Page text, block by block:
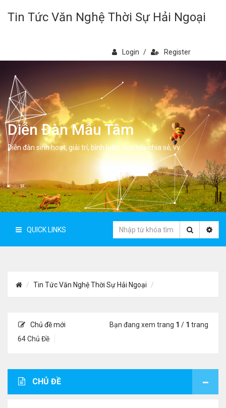
Tin Tức Văn Nghệ Thời Sự Hải Ngoại
Login / Register
Diễn Đàn Mẫu Tâm
Diễn đàn sinh hoạt, giải trí, bình luân, học hỏi, chia sẻ, vv.
QUICK LINKS
Tin Tức Văn Nghệ Thời Sự Hải Ngoại
Chủ đề mới
64 Chủ Đề
Bạn đang xem trang 1 / 1 trang
CHỦ ĐỀ